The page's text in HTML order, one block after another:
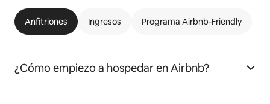
Anfitriones Ingresos Programa Airbnb-Friendly
¿Cómo empiezo a hospedar en Airbnb?